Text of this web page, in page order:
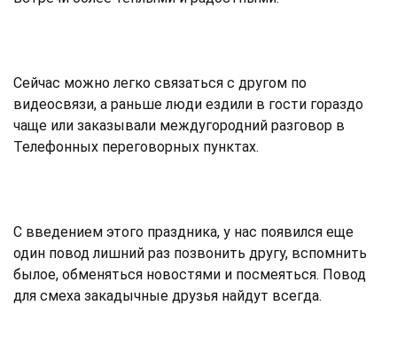
Сейчас можно легко связаться с другом по
видеосвязи, а раньше люди ездили в гости гораздо
чаще или заказывали междугородний разговор в
Телефонных переговорных пунктах.
С введением этого праздника, у нас появился еще
один повод лишний раз позвонить другу, вспомнить
былое, обменяться новостями и посмеяться. Повод
для смеха закадычные друзья найдут всегда.